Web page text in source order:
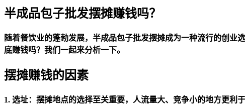
半成品包子批发摆摊赚钱吗？
随着餐饮业的蓬勃发展，半成品包子批发摆摊成为一种流行的创
底赚钱吗？我们一起来分析一下。
摆摊赚钱的因素
1. 选址： 摆摊地点的选择至关重要，人流量大、竞争小的地方更利于